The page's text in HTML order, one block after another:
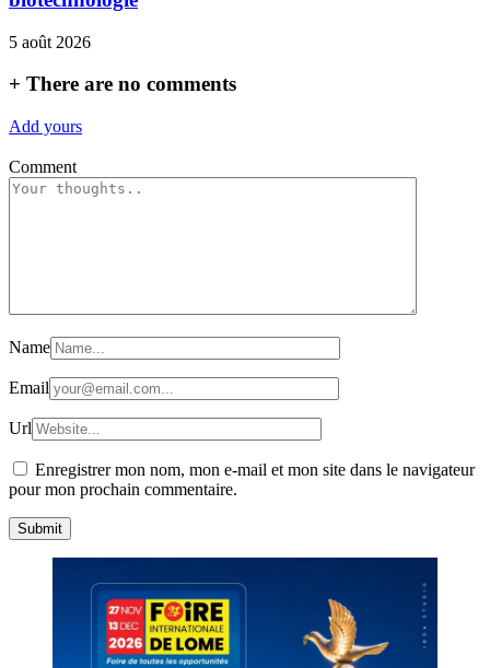
5 août 2026
+ There are no comments
Add yours
Comment
Name
Email
Url
Enregistrer mon nom, mon e-mail et mon site dans le navigateur
pour mon prochain commentaire.